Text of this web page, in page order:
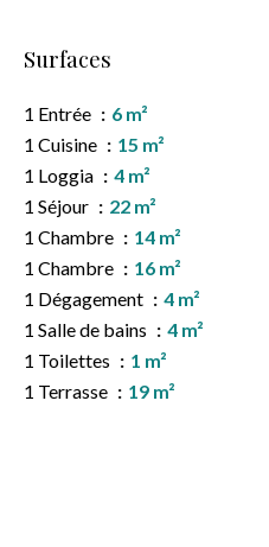
Surfaces
1 Entrée
6 m²
1 Cuisine
15 m²
1 Loggia
4 m²
1 Séjour
22 m²
1 Chambre
14 m²
1 Chambre
16 m²
1 Dégagement
4 m²
1 Salle de bains
4 m²
1 Toilettes
1 m²
1 Terrasse
19 m²